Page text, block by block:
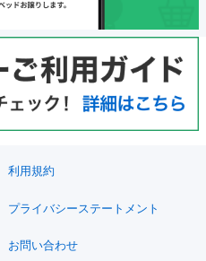
利用規約
プライバシーステートメント
お問い合わせ